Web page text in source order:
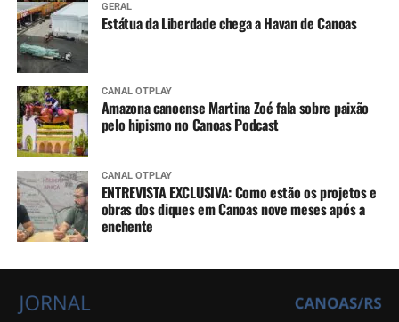
GERAL
Estátua da Liberdade chega a Havan de Canoas
CANAL OTPLAY
Amazona canoense Martina Zoé fala sobre paixão
pelo hipismo no Canoas Podcast
CANAL OTPLAY
ENTREVISTA EXCLUSIVA: Como estão os projetos e
obras dos diques em Canoas nove meses após a
enchente